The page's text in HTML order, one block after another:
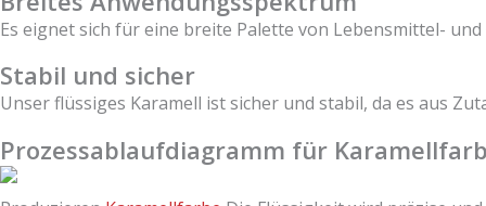
Es eignet sich für eine breite Palette von Lebensmittel-
Stabil und sicher
Unser flüssiges Karamell ist sicher und stabil, da es aus
Prozessablaufdiagramm für